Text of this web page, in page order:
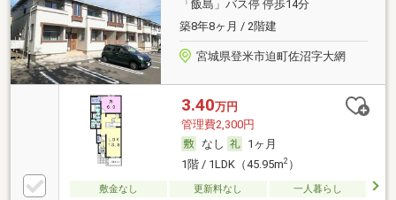
「飯島」バス停 停歩14分
築8年8ヶ月 / 2階建
宮城県登米市迫町佐沼字大網
3.40万円
管理費2,300円
なし
1ヶ月
1階 / 1LDK（45.95m2）
敷金なし 更新料なし
一人暮らし